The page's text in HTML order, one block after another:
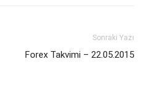
Sonraki Yazı
Forex Takvimi – 22.05.2015